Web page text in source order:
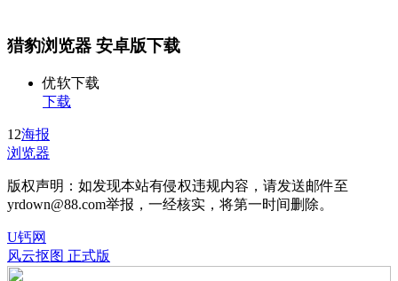
猎豹浏览器 安卓版下载
优软下载
下载
12海报
浏览器
版权声明：如发现本站有侵权违规内容，请发送邮件至
yrdown@88.com举报，一经核实，将第一时间删除。
U钙网
风云抠图 正式版